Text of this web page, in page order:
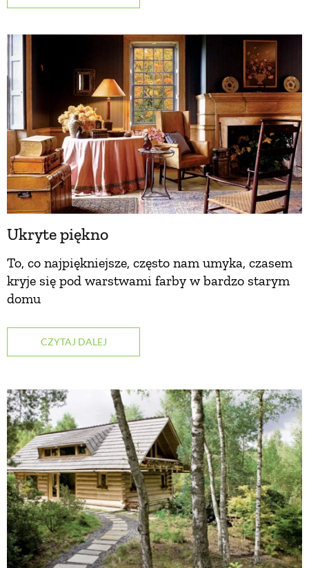
Ukryte piękno
To, co najpiękniejsze, często nam umyka, czasem
kryje się pod warstwami farby w bardzo starym
domu
CZYTAJ DALEJ
KRAJOBRAZ
RĘKODZIEŁO
RZEMIOSŁO
ZWYCZAJE
PRZEPISY
ŚNIADANIA
ZUPY
DANIA GŁÓWNE
CIASTA I DESERY
DODATKI